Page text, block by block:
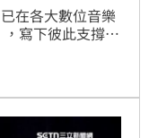
在各大數位音樂
寫下彼此支撐的
演戲竟飾演一對